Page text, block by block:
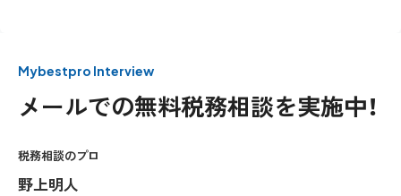
Mybestpro Interview
メールでの無料税務相談を実施中！
税務相談のプロ
野上明人